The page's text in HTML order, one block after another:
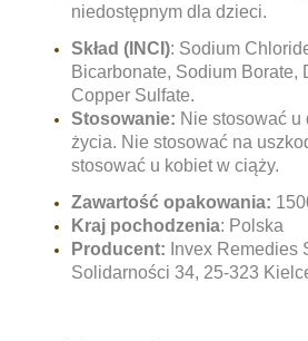
niedostępnym dla dzieci.
Skład (INCI): Sodium
Bicarbonate, Sodium Borate,
Copper Sulfate.
Stosowanie: Nie stosować u
życia. Nie stosować na
stosować u kobiet w ciąży.
Zawartość opakowania:
Kraj pochodzenia: Polska
Producent: Invex Remedies
Solidarności 34, 25-323